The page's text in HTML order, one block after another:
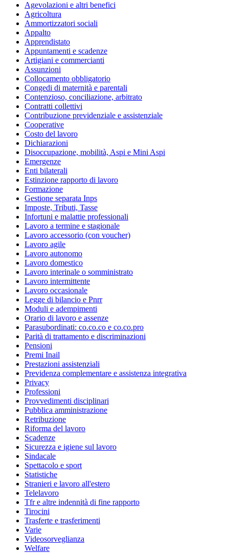
Agevolazioni e altri benefici
Agricoltura
Ammortizzatori sociali
Appalto
Apprendistato
Appuntamenti e scadenze
Artigiani e commercianti
Assunzioni
Collocamento obbligatorio
Congedi di maternità e parentali
Contenzioso, conciliazione, arbitrato
Contratti collettivi
Contribuzione previdenziale e assistenziale
Cooperative
Costo del lavoro
Dichiarazioni
Disoccupazione, mobilità, Aspi e Mini Aspi
Emergenze
Enti bilaterali
Estinzione rapporto di lavoro
Formazione
Gestione separata Inps
Imposte, Tributi, Tasse
Infortuni e malattie professionali
Lavoro a termine e stagionale
Lavoro accessorio (con voucher)
Lavoro agile
Lavoro autonomo
Lavoro domestico
Lavoro interinale o somministrato
Lavoro intermittente
Lavoro occasionale
Legge di bilancio e Pnrr
Moduli e adempimenti
Orario di lavoro e assenze
Parasubordinati: co.co.co e co.co.pro
Parità di trattamento e discriminazioni
Pensioni
Premi Inail
Prestazioni assistenziali
Previdenza complementare e assistenza integrativa
Privacy
Professioni
Provvedimenti disciplinari
Pubblica amministrazione
Retribuzione
Riforma del lavoro
Scadenze
Sicurezza e igiene sul lavoro
Sindacale
Spettacolo e sport
Statistiche
Stranieri e lavoro all'estero
Telelavoro
Tfr e altre indennità di fine rapporto
Tirocini
Trasferte e trasferimenti
Varie
Videosorveglianza
Welfare